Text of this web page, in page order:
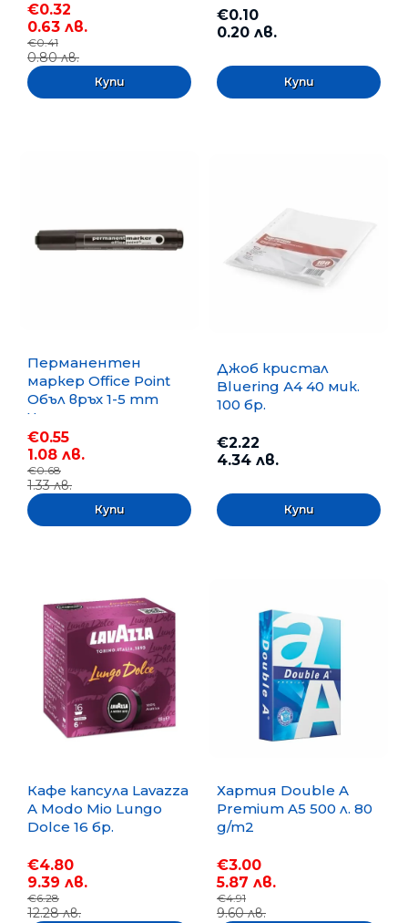
€0.32
0.63 лв.
€0.41
0.80 лв.
€0.10
0.20 лв.
Перманентен
маркер Office Point
Объл връх 1-5 mm
Черен
€0.55
1.08 лв.
€0.68
1.33 лв.
Джоб кристал
Bluering А4 40 мик.
100 бр.
€2.22
4.34 лв.
Кафе капсула Lavazza
A Modo Mio Lungo
Dolce 16 бр.
€4.80
9.39 лв.
€6.28
12.28 лв.
Хартия Double A
Premium A5 500 л. 80
g/m2
€3.00
5.87 лв.
€4.91
9.60 лв.